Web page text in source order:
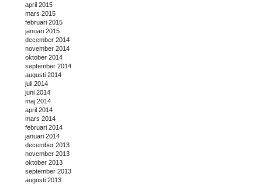
april 2015
mars 2015
februari 2015
januari 2015
december 2014
november 2014
oktober 2014
september 2014
augusti 2014
juli 2014
juni 2014
maj 2014
april 2014
mars 2014
februari 2014
januari 2014
december 2013
november 2013
oktober 2013
september 2013
augusti 2013